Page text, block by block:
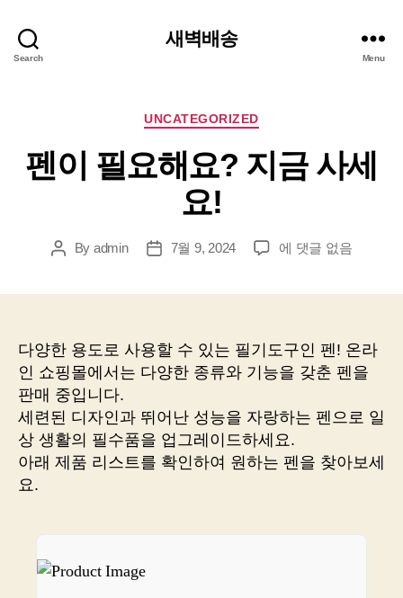
Search
새벽배송
Menu
Categories
UNCATEGORIZED
펜이 필요해요? 지금 사세
요!
PostBy admin
Post7월 9, 2024
펜
요?
지
금
세
요!
에 댓글 없음
다양한 용도로 사용할 수 있는 필기도구인 펜! 온라
인 쇼핑몰에서는 다양한 종류와 기능을 갖춘 펜을
판매 중입니다.
세련된 디자인과 뛰어난 성능을 자랑하는 펜으로 일
상 생활의 필수품을 업그레이드하세요.
아래 제품 리스트를 확인하여 원하는 펜을 찾아보세
요.